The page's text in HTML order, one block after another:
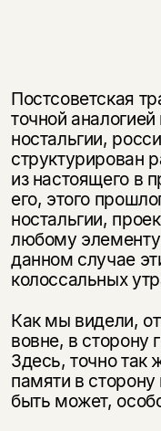
Постсоветская
точной
ностальгии,
структурирован
из настоящего в
его, этого
ностальгии,
любому
данном случае
колоссальных
Как мы видели,
вовне, в сторону
Здесь, точно так
памяти в
быть может,